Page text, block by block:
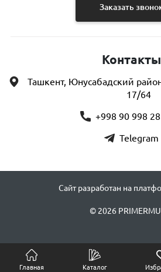
Заказать
Контакты
Ташкент, Юнусабадский
17/64
+998 90 998
Telegram
Сайт разработан на
© 2026
Главная Каталог